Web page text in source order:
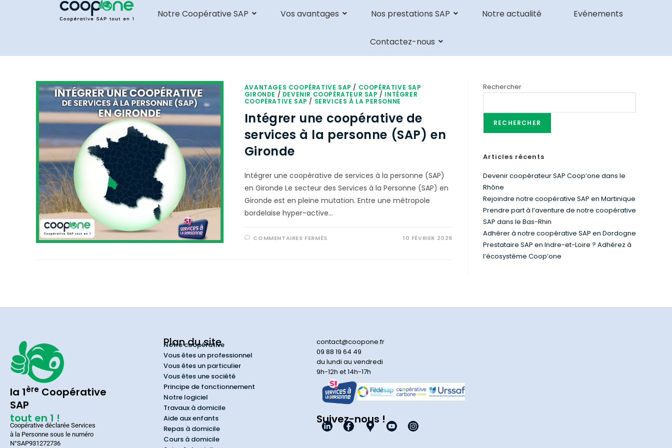
Notre Coopérative SAP Vos avantages Nos prestations SAP Notre actualité Evénements
Contactez-nous
AVANTAGES COOPÉRATIVE SAP / COOPÉRATIVE SAP
GIRONDE / DEVENIR COOPÉRATEUR SAP / INTÉGRER
COOPÉRATIVE SAP / SERVICES À LA PERSONNE
Intégrer une coopérative de
services à la personne (SAP) en
Gironde
Intégrer une coopérative de services à la personne (SAP)
en Gironde Le secteur des Services à la Personne (SAP) en
Gironde est en pleine mutation. Entre une métropole
bordelaise hyper-active…
COMMENTAIRES FERMÉS 10 FÉVRIER 2026
Rechercher
RECHERCHER
Articles récents
Devenir coopérateur SAP Coop’one dans le
Rhône
Rejoindre notre coopérative SAP en Martinique
Prendre part à l’aventure de notre coopérative
SAP dans le Bas-Rhin
Adhérer à notre coopérative SAP en Dordogne
Prestataire SAP en Indre-et-Loire ? Adhérez à
l’écosystème Coop’one
la 1ère Coopérative
SAP
tout en 1 !
Coopérative déclarée Services
à la Personne sous le numéro
N°SAP931272736
Plan du site
Notre coopérative
Vous êtes un professionnel
Vous êtes un particulier
Vous êtes une société
Principe de fonctionnement
Notre logiciel
Travaux à domicile
Aide aux enfants
Repas à domicile
Cours à domicile
contact@coopone.fr
09 88 19 64 49
du lundi au vendredi
9h-12h et 14h-17h
Suivez-nous !